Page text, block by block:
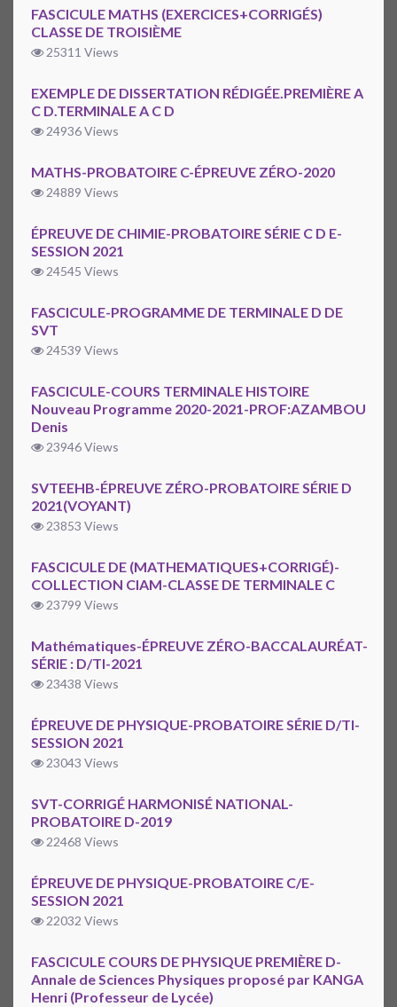
FASCICULE MATHS (EXERCICES+CORRIGÉS)
CLASSE DE TROISIÈME
25311 Views
EXEMPLE DE DISSERTATION RÉDIGÉE.PREMIÈRE A
C D.TERMINALE A C D
24936 Views
MATHS-PROBATOIRE C-ÉPREUVE ZÉRO-2020
24889 Views
ÉPREUVE DE CHIMIE-PROBATOIRE SÉRIE C D E-
SESSION 2021
24545 Views
FASCICULE-PROGRAMME DE TERMINALE D DE
SVT
24539 Views
FASCICULE-COURS TERMINALE HISTOIRE
Nouveau Programme 2020-2021-PROF:AZAMBOU
Denis
23946 Views
SVTEEHB-ÉPREUVE ZÉRO-PROBATOIRE SÉRIE D
2021(VOYANT)
23853 Views
FASCICULE DE (MATHEMATIQUES+CORRIGÉ)-
COLLECTION CIAM-CLASSE DE TERMINALE C
23799 Views
Mathématiques-ÉPREUVE ZÉRO-BACCALAURÉAT-
SÉRIE : D/TI-2021
23438 Views
ÉPREUVE DE PHYSIQUE-PROBATOIRE SÉRIE D/TI-
SESSION 2021
23043 Views
SVT-CORRIGÉ HARMONISÉ NATIONAL-
PROBATOIRE D-2019
22468 Views
ÉPREUVE DE PHYSIQUE-PROBATOIRE C/E-
SESSION 2021
22032 Views
FASCICULE COURS DE PHYSIQUE PREMIÈRE D-
Annale de Sciences Physiques proposé par KANGA
Henri (Professeur de Lycée)